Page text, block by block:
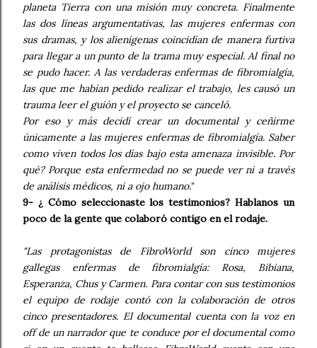
planeta Tierra con una misión muy concreta. Finalmente
las dos líneas argumentativas, las mujeres enfermas con
sus dramas, y los alienígenas coincidían de manera furtiva
para llegar a un punto de la trama muy especial. Al final no
se pudo hacer. A las verdaderas enfermas de fibromialgía,
las que me habían pedido realizar el trabajo, les causó un
trauma leer el guión y el proyecto se canceló.
Por eso y más decidí crear un documental y ceñirme
únicamente a las mujeres enfermas de fibromialgía. Saber
como viven todos los días bajo esta amenaza invisible. Por
qué? Porque esta enfermedad no se puede ver ni a través
de análisis médicos, ni a ojo humano."
9- ¿ Cómo seleccionaste los testimonios? Hablanos un
poco de la gente que colaboró contigo en el rodaje.
"Las protagonistas de FibroWorld son cinco mujeres
gallegas enfermas de fibromialgía: Rosa, Bibiana,
Esperanza, Chus y Carmen. Para contar con sus testimonios
el equipo de rodaje contó con la colaboración de otros
cinco presentadores. El documental cuenta con la voz en
off de un narrador que te conduce por el documental como